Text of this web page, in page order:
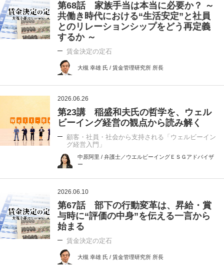
第68話 家族手当は本当に必要か？ ～
共働き時代における“生活安定”と社員
とのリレーションシップをどう再定義
するか ～
賃金決定の定石
大槻 幸雄 氏 / 賃金管理研究所 所長
2026.06.26
第23講 稲盛和夫氏の哲学を、ウェル
ビーイング経営の観点から読み解く
顧客・社員・社会から支持される「ウェルビーイン
グ経営入門」
中原阿里 / 弁護士／ウエルビーイングＥＳＧアドバイザ
ー
2026.06.10
第67話 部下の行動変革は、昇給・賞
与時に“評価の中身”を伝える一言から
始まる
賃金決定の定石
大槻 幸雄 氏 / 賃金管理研究所 所長